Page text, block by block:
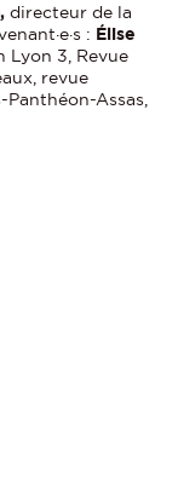
directeur de la
: Élise
Lyon 3, Revue
revue
Panthéon-Assas,